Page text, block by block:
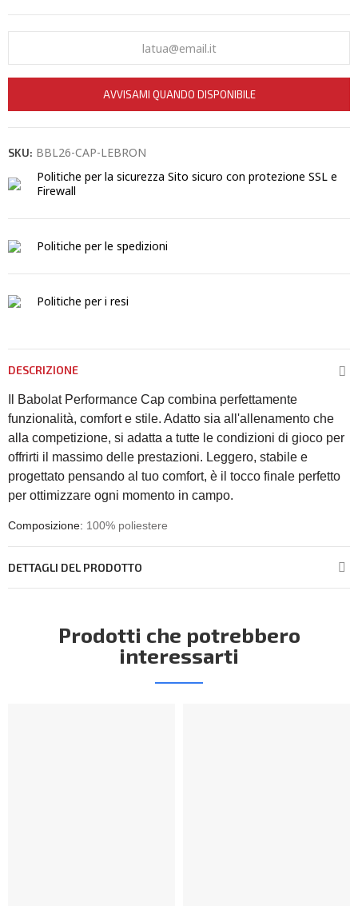
AVVISAMI QUANDO DISPONIBILE
SKU: BBL26-CAP-LEBRON
Politiche per la sicurezza Sito sicuro con protezione SSL e
Firewall
Politiche per le spedizioni
Politiche per i resi
DESCRIZIONE
Il Babolat Performance Cap combina perfettamente
funzionalità, comfort e stile. Adatto sia all'allenamento che
alla competizione, si adatta a tutte le condizioni di gioco per
offrirti il massimo delle prestazioni. Leggero, stabile e
progettato pensando al tuo comfort, è il tocco finale perfetto
per ottimizzare ogni momento in campo.
Composizione: 100% poliestere
DETTAGLI DEL PRODOTTO
Prodotti che potrebbero
interessarti